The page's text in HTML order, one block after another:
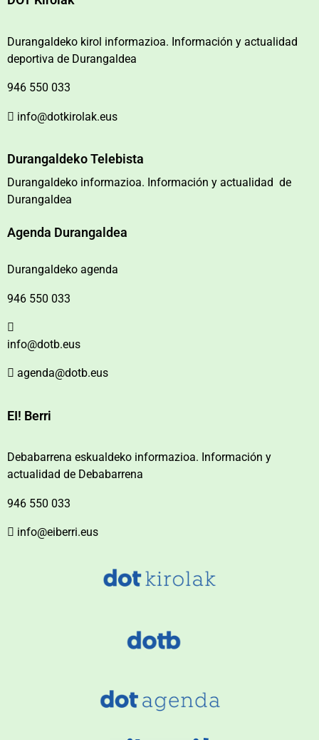
Durangaldeko kirol informazioa. Información y actualidad
deportiva de Durangaldea
946 550 033
info@dotkirolak.eus
Durangaldeko Telebista
Durangaldeko informazioa. Información y actualidad de
Durangaldea
Agenda Durangaldea
Durangaldeko agenda
946 550 033
info@dotb.eus
agenda@dotb.eus
EI! Berri
Debabarrena eskualdeko informazioa. Información y
actualidad de Debabarrena
946 550 033
info@eiberri.eus